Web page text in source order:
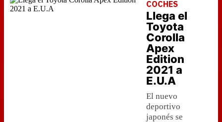
COCHES
Llega el
Toyota
Corolla
Apex
Edition
2021 a
E.U.A
El nuevo
deportivo
japonés se